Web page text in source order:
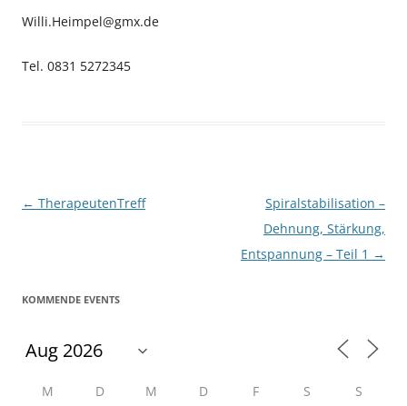
Willi.Heimpel@gmx.de
Tel. 0831 5272345
Beitragsnavigation
← TherapeutenTreff
Spiralstabilisation –
Dehnung, Stärkung,
Entspannung – Teil 1 →
KOMMENDE EVENTS
M D M D F S S